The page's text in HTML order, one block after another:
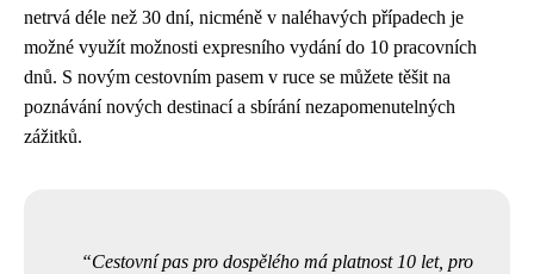
netrvá déle než 30 dní, nicméně v naléhavých případech je
možné využít možnosti expresního vydání do 10 pracovních
dnů. S novým cestovním pasem v ruce se můžete těšit na
poznávání nových destinací a sbírání nezapomenutelných
zážitků.
Cestovní pas pro dospělého má platnost 10 let, pro